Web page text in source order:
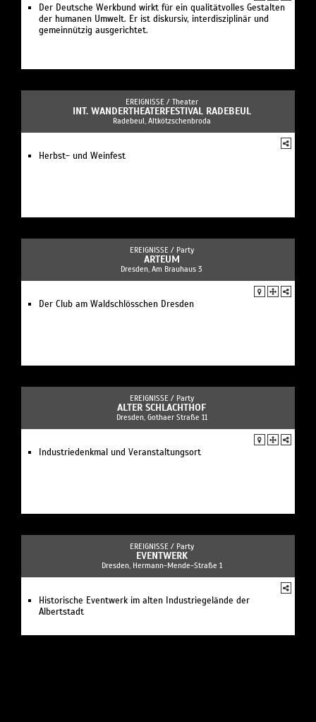
Der Deutsche Werkbund wirkt für ein qualitätvolles Gestalten
der humanen Umwelt. Er ist diskursiv, interdisziplinär und
gemeinnützig ausgerichtet.
EREIGNISSE / Theater
INT. WANDERTHEATERFESTIVAL RADEBEUL
Radebeul, Altkötzschenbroda
Herbst- und Weinfest
EREIGNISSE / Party
ARTEUM
Dresden, Am Brauhaus 3
Der Club am Waldschlösschen Dresden
EREIGNISSE / Party
ALTER SCHLACHTHOF
Dresden, Gothaer Straße 11
Industriedenkmal und Veranstaltungsort
EREIGNISSE / Party
EVENTWERK
Dresden, Hermann-Mende-Straße 1
Historische Eventwerk im alten Industriegelände der
Albertstadt